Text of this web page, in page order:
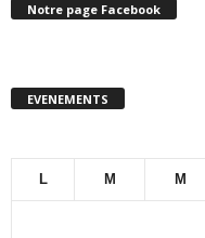
Notre page Facebook
EVENEMENTS
L M M